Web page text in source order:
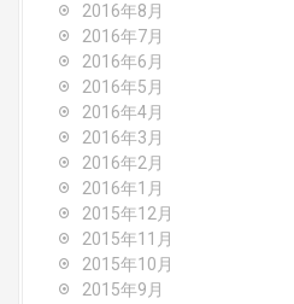
2016年8月
2016年7月
2016年6月
2016年5月
2016年4月
2016年3月
2016年2月
2016年1月
2015年12月
2015年11月
2015年10月
2015年9月